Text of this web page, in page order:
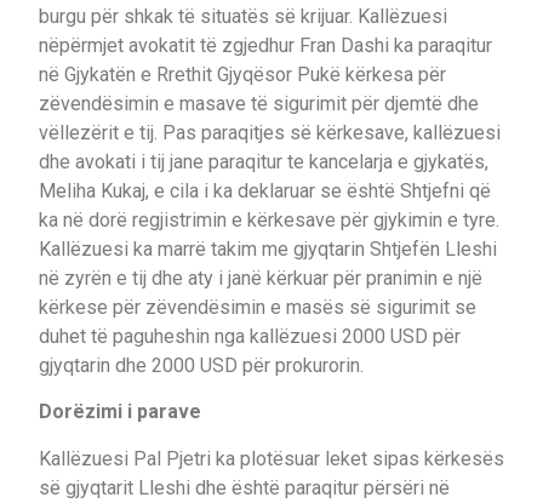
burgu për shkak të situatës së krijuar. Kallëzuesi
nëpërmjet avokatit të zgjedhur Fran Dashi ka paraqitur
në Gjykatën e Rrethit Gjyqësor Pukë kërkesa për
zëvendësimin e masave të sigurimit për djemtë dhe
vëllezërit e tij. Pas paraqitjes së kërkesave, kallëzuesi
dhe avokati i tij jane paraqitur te kancelarja e gjykatës,
Meliha Kukaj, e cila i ka deklaruar se është Shtjefni që
ka në dorë regjistrimin e kërkesave për gjykimin e tyre.
Kallëzuesi ka marrë takim me gjyqtarin Shtjefën Lleshi
në zyrën e tij dhe aty i janë kërkuar për pranimin e një
kërkese për zëvendësimin e masës së sigurimit se
duhet të paguheshin nga kallëzuesi 2000 USD për
gjyqtarin dhe 2000 USD për prokurorin.
Dorëzimi i parave
Kallëzuesi Pal Pjetri ka plotësuar leket sipas kërkesës
së gjyqtarit Lleshi dhe është paraqitur përsëri në